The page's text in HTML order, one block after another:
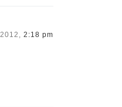
2:18 pm